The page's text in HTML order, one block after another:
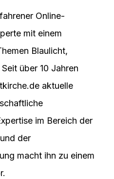
Online-
mit einem
Blaulicht,
über 10 Jahren
aktuelle
im Bereich der
der
macht ihn zu einem